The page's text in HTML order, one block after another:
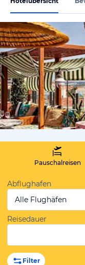
Pauschalreisen
Abflughafen
Alle Flughäfen
Reisedauer
Filter